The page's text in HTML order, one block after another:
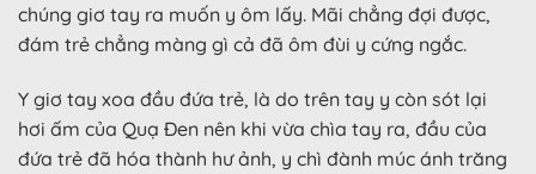
chúng giơ tay ra muốn y ôm lấy. Mãi chẳng đợi được,
đám trẻ chẳng màng gì cả đã ôm đùi y cứng ngắc.
Y giơ tay xoa đầu đứa trẻ, là do trên tay y còn sót lại
hơi ấm của Quạ Đen nên khi vừa chìa tay ra, đầu của
đứa trẻ đã hóa thành hư ảnh, y chì đành múc ánh trăng